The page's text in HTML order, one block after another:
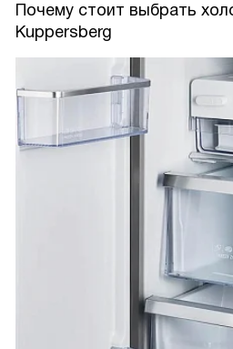
Почему стоит выбрать
Kuppersberg